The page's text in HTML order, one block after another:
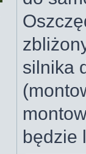
silnika
będzie